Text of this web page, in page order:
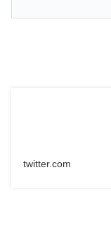
twitter.com